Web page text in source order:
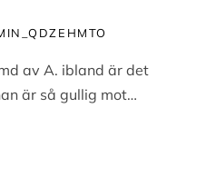
av A. ibland är det
är så gullig mot…